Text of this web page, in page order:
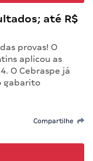
até R$
provas! O
aplicou as
O Cebraspe já
gabarito
Compartilhe